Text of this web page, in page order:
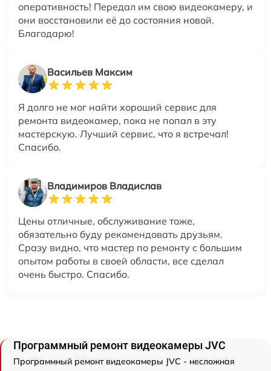
оперативность! Передал им свою видеокамеру, и
они восстановили её до состояния новой.
Благодарю!
Васильев Максим
Я долго не мог найти хороший сервис для
ремонта видеокамер, пока не попал в эту
мастерскую. Лучший сервис, что я встречал!
Спасибо.
Владимиров Владислав
Цены отличные, обслуживание тоже,
обязательно буду рекомендовать друзьям.
Сразу видно, что мастер по ремонту с большим
опытом работы в своей области, все сделал
очень быстро. Спасибо.
Программный ремонт видеокамеры JVC
Программный ремонт видеокамеры JVC - несложная